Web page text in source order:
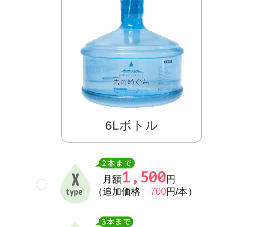
6Lボトル
月額1,500円
（追加価格 700円/本）